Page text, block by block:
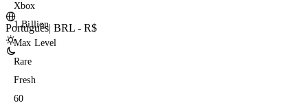
Português| BRL - R$
Xbox
1 Billion
Max Level
Rare
Fresh
60